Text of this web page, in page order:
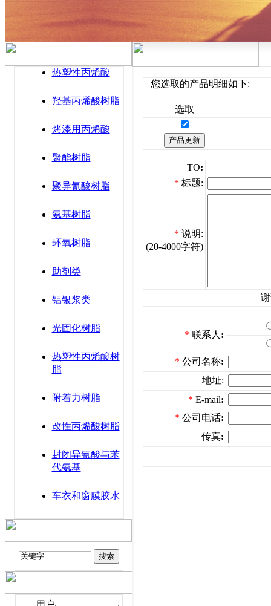
热塑性丙烯酸
羟基丙烯酸树脂
烤漆用丙烯酸
聚酯树脂
聚异氰酸树脂
氨基树脂
环氧树脂
助剂类
铝银浆类
光固化树脂
热塑性丙烯酸树
脂
附着力树脂
改性丙烯酸树脂
封闭异氰酸与苯
代氨基
车衣和窗膜胶水
您选取的产品明细如下:
选取
TO:
* 标题:
* 说明:
(20-4000字符)
* 联系人 :
* 公司名称:
地址:
* E-mail:
* 公司电话:
传真: